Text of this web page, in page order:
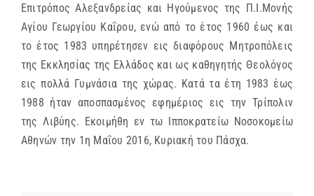
Επιτρόπος Αλεξανδρείας και Ηγούμενος της Π.Ι.Μονής
Αγίου Γεωργίου Καΐρου, ενώ από το έτος 1960 έως και
το έτος 1983 υπηρέτησεν εις διαφόρους Μητροπόλεις
της Εκκλησίας της Ελλάδος και ως καθηγητής Θεολόγος
εις πολλά Γυμνάσια της χώρας. Κατά τα έτη 1983 έως
1988 ήταν αποσπασμένος εφημέριος εις την Τρίπολιν
της Λιβύης. Εκοιμήθη εν τω Ιπποκρατείω Νοσοκομείω
Αθηνών την 1η Μαΐου 2016, Κυριακή του Πάσχα.